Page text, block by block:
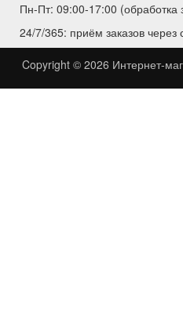
Пн-Пт: 09:00-17:00 (обработка
24/7/365: приём заказов через
Copyright © 2026 Интернет-